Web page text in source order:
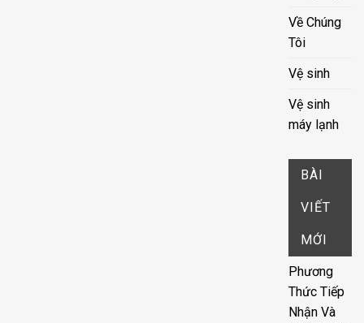
Về Chúng
Tôi
Vệ sinh
Vệ sinh
máy lạnh
BÀI
VIẾT
MỚI
Phương
Thức Tiếp
Nhận Và